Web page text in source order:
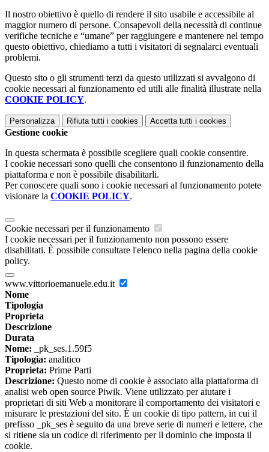
Il nostro obiettivo è quello di rendere il sito usabile e accessibile al
maggior numero di persone. Consapevoli della necessità di continue
verifiche tecniche e “umane” per raggiungere e mantenere nel tempo
questo obiettivo, chiediamo a tutti i visitatori di segnalarci eventuali
problemi.
Questo sito o gli strumenti terzi da questo utilizzati si avvalgono di
cookie necessari al funzionamento ed utili alle finalità illustrate nella
COOKIE POLICY.
Personalizza Rifiuta tutti i cookies Accetta tutti i cookies
Gestione cookie
In questa schermata è possibile scegliere quali cookie consentire.
I cookie necessari sono quelli che consentono il funzionamento della
piattaforma e non è possibile disabilitarli.
Per conoscere quali sono i cookie necessari al funzionamento potete
visionare la COOKIE POLICY.
Cookie necessari per il funzionamento
I cookie necessari per il funzionamento non possono essere
disabilitati. È possibile consultare l'elenco nella pagina della cookie
policy.
www.vittorioemanuele.edu.it
Nome
Tipologia
Proprieta
Descrizione
Durata
Nome: _pk_ses.1.59f5
Tipologia: analitico
Proprieta: Prime Parti
Descrizione: Questo nome di cookie è associato alla piattaforma di
analisi web open source Piwik. Viene utilizzato per aiutare i
proprietari di siti Web a monitorare il comportamento dei visitatori e
misurare le prestazioni del sito. È un cookie di tipo pattern, in cui il
prefisso _pk_ses è seguito da una breve serie di numeri e lettere, che
si ritiene sia un codice di riferimento per il dominio che imposta il
cookie.